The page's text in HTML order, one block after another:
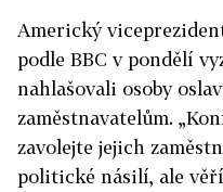
Americký
podle BBC v pondělí
nahlašovali osoby
zaměstnavatelům.
zavolejte jejich
politické násilí, ale